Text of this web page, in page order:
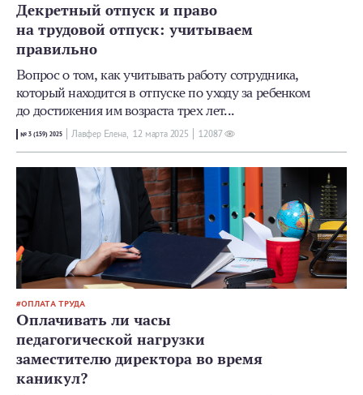
Декретный отпуск и право
на трудовой отпуск: учитываем
правильно
Вопрос о том, как учитывать работу сотрудника,
который находится в отпуске по уходу за ребенком
до достижения им возраста трех лет...
№ 3 (159) 2025 Лавфер Елена, 12 мартa 2025 12087
ОПЛАТА ТРУДА
Оплачивать ли часы
педагогической нагрузки
заместителю директора во время
каникул?